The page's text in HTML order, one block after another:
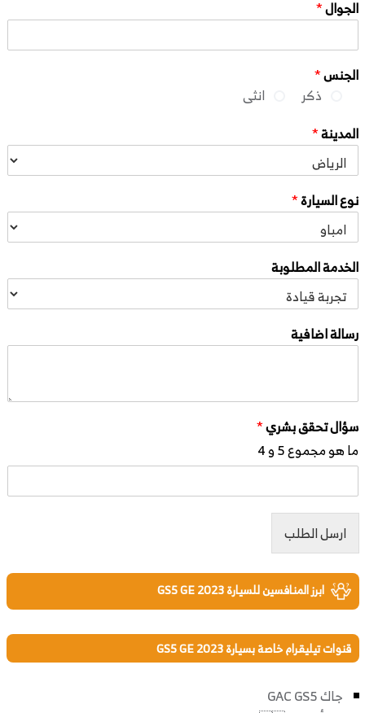
الجوال*
الجنس*
ذكر
انثى
المدينة*
نوع السيارة*
الخدمة المطلوبة
رسالة اضافية
سؤال تحقق بشري*
ما هو مجموع 5 و 4
ارسل الطلب
ابرز المنافسين للسيارة GS5 GE 2023
قنوات تيليقرام خاصة بسيارة GS5 GE 2023
جاك GAC GS5